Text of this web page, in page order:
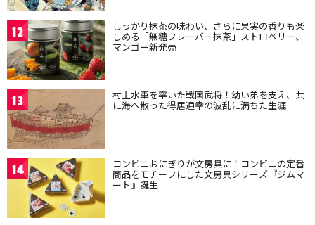
12 しっかり抹茶の味わい、さらに果実の香りも楽
しめる「無糖フレーバー抹茶」ストロベリー、
マンゴー新発売
13 村上水軍を率いた戦国武将！幼い弟を支え、共
に海へ散った得居通幸の波乱に満ちた生涯
14 コンビニおにぎりが文房具に！コンビニの定番
商品をモチーフにした文房具シリーズ『ジムマ
ート』誕生